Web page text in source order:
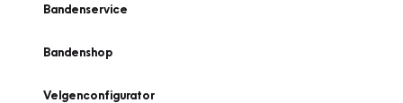
Bandenservice
Bandenshop
Velgenconfigurator